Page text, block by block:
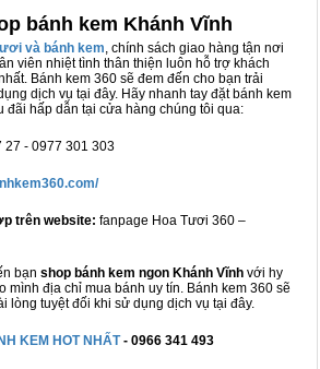
bánh kem Khánh Vĩnh
và bánh kem, chính sách giao hàng tận nơi
viên nhiệt tình thân thiện luôn hỗ trợ khách
Bánh kem 360 sẽ đem đến cho bạn trải
dịch vụ tại đây. Hãy nhanh tay đặt bánh kem
đãi hấp dẫn tại cửa hàng chúng tôi qua:
27 - 0977 301 303
trên website: fanpage Hoa Tươi 360 –
bạn shop bánh kem ngon Khánh Vĩnh với hy
mình địa chỉ mua bánh uy tín. Bánh kem 360 sẽ
lòng tuyệt đối khi sử dụng dịch vụ tại đây.
KEM HOT NHẤT- 0966 341 493